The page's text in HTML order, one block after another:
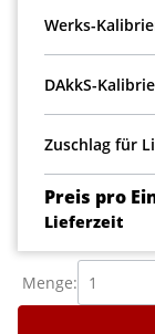
Werks-
DAkkS-
Zuschlag für
Preis pro
Lieferzeit
Menge: